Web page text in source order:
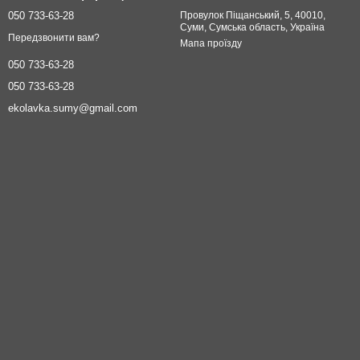
050 733-63-28
Передзвонити вам?
050 733-63-28
050 733-63-28
ekolavka.sumy@gmail.com
Провулок Піщанський, 5, 40010,
Суми, Сумська область, Україна
Мапа проїзду